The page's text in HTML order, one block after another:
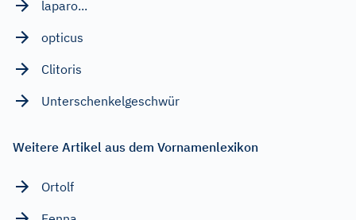
laparo...
opticus
Clitoris
Unterschenkelgeschwür
Weitere Artikel aus dem Vornamenlexikon
Ortolf